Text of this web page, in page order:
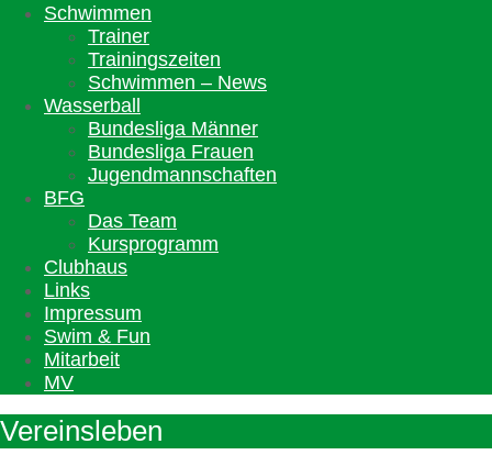
Schwimmen
Trainer
Trainingszeiten
Schwimmen – News
Wasserball
Bundesliga Männer
Bundesliga Frauen
Jugendmannschaften
BFG
Das Team
Kursprogramm
Clubhaus
Links
Impressum
Swim & Fun
Mitarbeit
MV
Vereinsleben